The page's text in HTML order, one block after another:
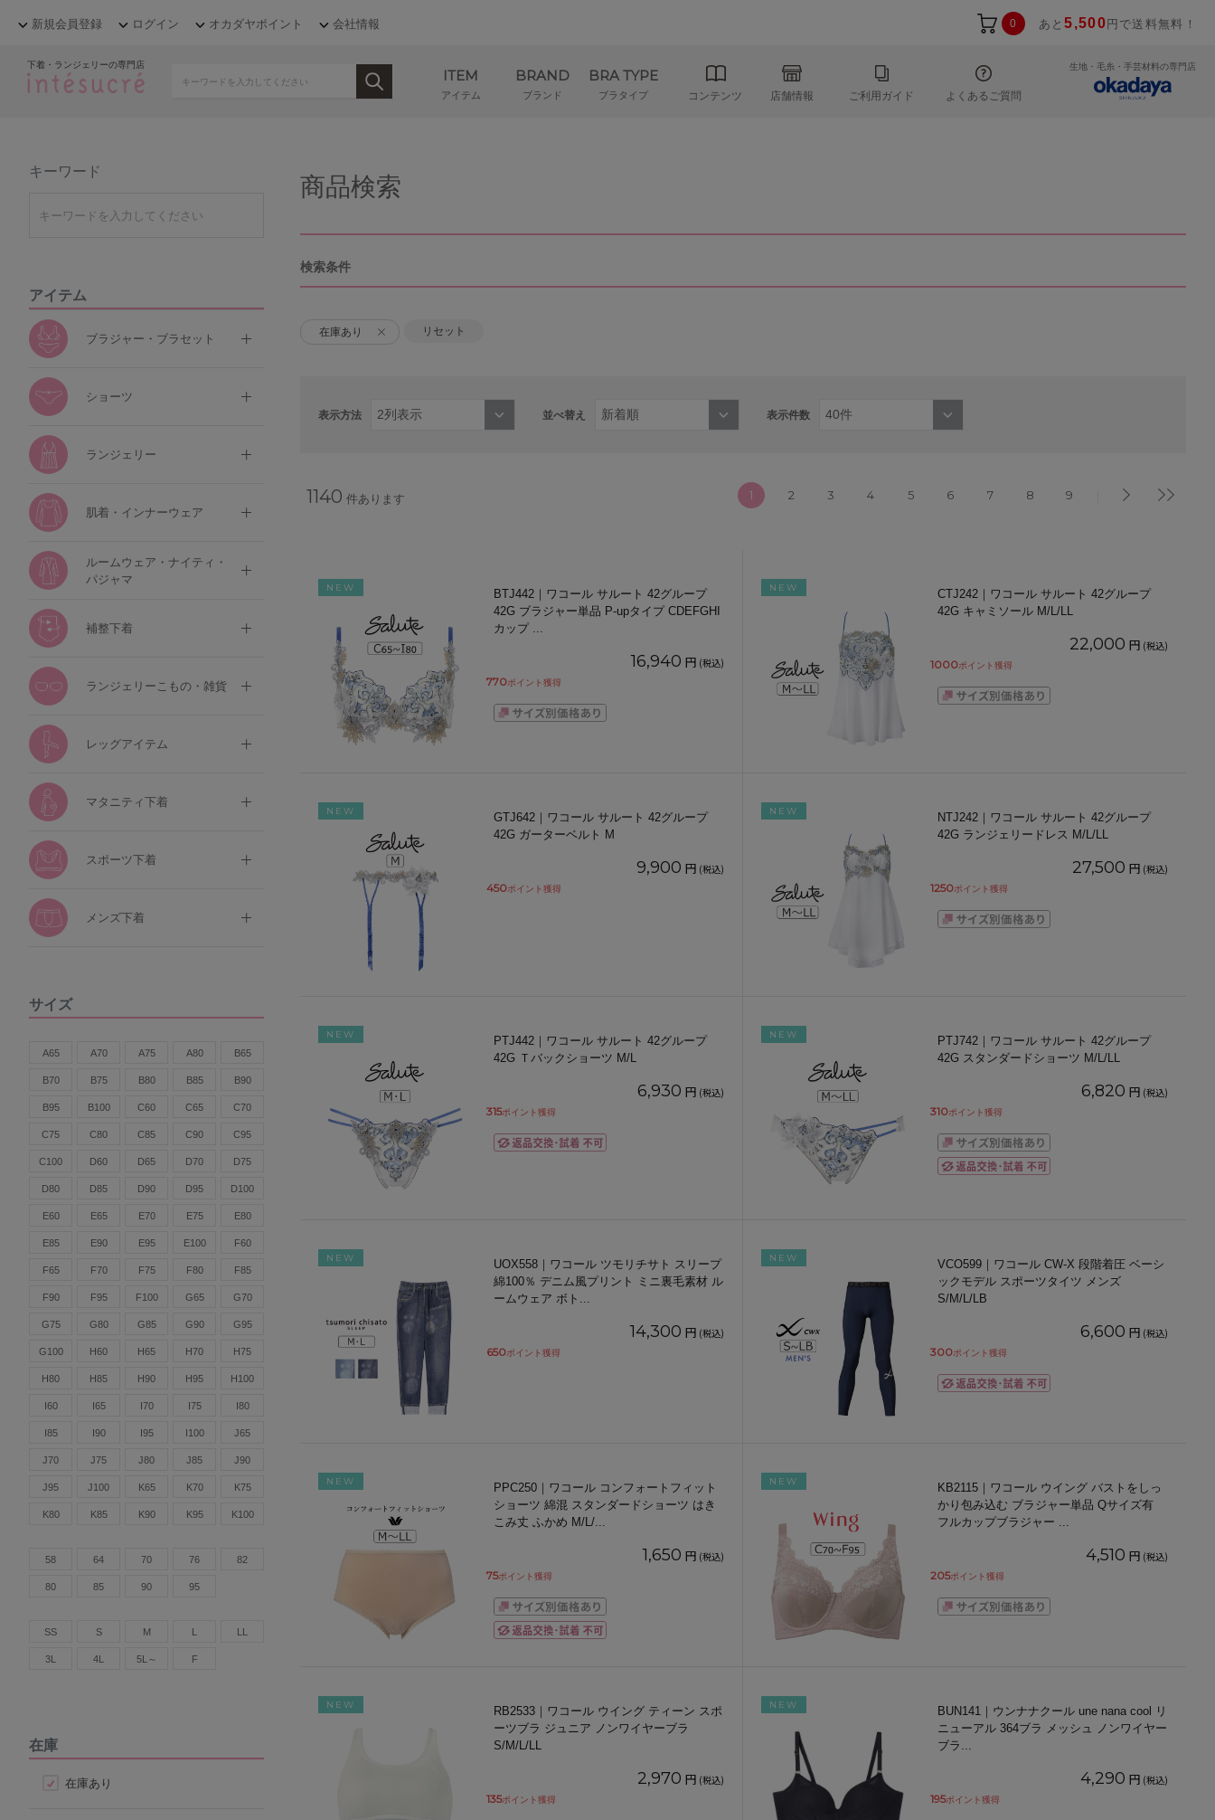
新規会員登録 ログイン オカダヤポイント 会社情報 0 あと5,500 円で送料無料！
下着・ランジェリーの専門店
ITEM
アイテム
BRAND
ブランド
BRA TYPE
ブラタイプ コンテンツ 店舗情報 ご利用ガイド よくあるご質問
生地・毛糸・手芸材料の専門店
キーワード
アイテム
ブラジャー・ブラセット
ショーツ
ランジェリー
肌着・インナーウェア
ルームウェア・ナイティ・
パジャマ
補整下着
ランジェリーこもの・雑貨
レッグアイテム
マタニティ下着
スポーツ下着
メンズ下着
サイズ
A65 A70 A75 A80 B65
B70 B75 B80 B85 B90
B95 B100 C60 C65 C70
C75 C80 C85 C90 C95
C100 D60 D65 D70 D75
D80 D85 D90 D95 D100
E60 E65 E70 E75 E80
E85 E90 E95 E100 F60
F65 F70 F75 F80 F85
F90 F95 F100 G65 G70
G75 G80 G85 G90 G95
G100 H60 H65 H70 H75
H80 H85 H90 H95 H100
I60 I65 I70 I75 I80
I85 I90 I95 I100 J65
J70 J75 J80 J85 J90
J95 J100 K65 K70 K75
K80 K85 K90 K95 K100
58 64 70 76 82
80 85 90 95
SS S M L LL
3L 4L 5L～ F
在庫
在庫あり
商品検索
検索条件
在庫あり リセット
表示方法 並べ替え 表示件数
1140 件あります 1 2 3 4 5 6 7 8 9
NEW
BTJ442｜ワコール サルート 42グループ
42G ブラジャー単品 P-upタイプ CDEFGHI
カップ ...
16,940 円 (税込)
770ポイント獲得
NEW
CTJ242｜ワコール サルート 42グループ
42G キャミソール M/L/LL
22,000 円 (税込)
1000ポイント獲得
NEW
GTJ642｜ワコール サルート 42グループ
42G ガーターベルト M
9,900 円 (税込)
450ポイント獲得
NEW
NTJ242｜ワコール サルート 42グループ
42G ランジェリードレス M/L/LL
27,500 円 (税込)
1250ポイント獲得
NEW
PTJ442｜ワコール サルート 42グループ
42G Ｔバックショーツ M/L
6,930 円 (税込)
315ポイント獲得
NEW
PTJ742｜ワコール サルート 42グループ
42G スタンダードショーツ M/L/LL
6,820 円 (税込)
310ポイント獲得
NEW
UOX558｜ワコール ツモリチサト スリープ
綿100％ デニム風プリント ミニ裏毛素材 ル
ームウェア ボト ...
14,300 円 (税込)
650ポイント獲得
NEW
VCO599｜ワコール CW-X 段階着圧 ベーシ
ックモデル スポーツタイツ メンズ
S/M/L/LB
6,600 円 (税込)
300ポイント獲得
NEW
PPC250｜ワコール コンフォートフィット
ショーツ 綿混 スタンダードショーツ はき
こみ丈 ふかめ M/L/...
1,650 円 (税込)
75ポイント獲得
NEW
KB2115｜ワコール ウイング バストをしっ
かり包み込む ブラジャー単品 Qサイズ有
フルカップブラジャー ...
4,510 円 (税込)
205ポイント獲得
NEW
RB2533｜ワコール ウイング ティーン スポ
ーツブラ ジュニア ノンワイヤーブラ
S/M/L/LL
2,970 円 (税込)
135ポイント獲得
NEW
BUN141｜ウンナナクール une nana cool リ
ニューアル 364ブラ メッシュ ノンワイヤー
ブラ ...
4,290 円 (税込)
195ポイント獲得